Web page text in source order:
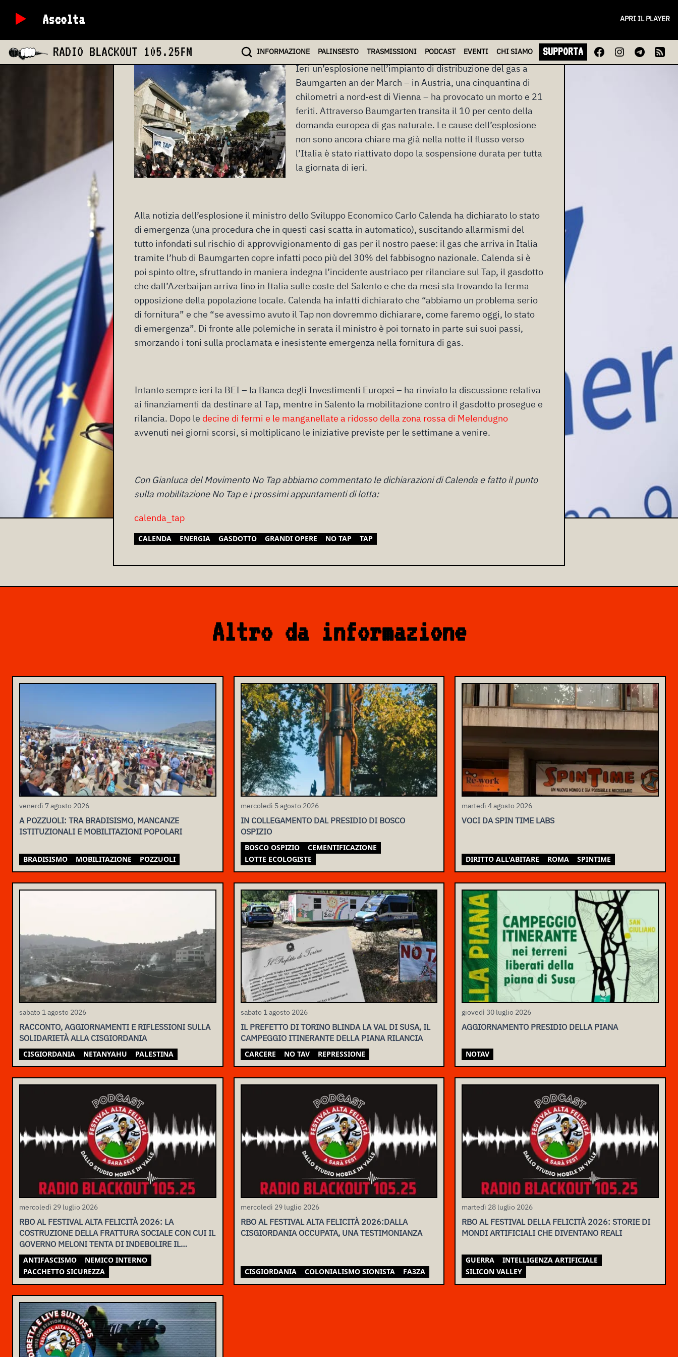
Ascolta APRI IL PLAYER
RADIO BLACKOUT 105.25FM INFORMAZIONE PALINSESTO TRASMISSIONI PODCAST EVENTI CHISIAMO SUPPORTA
Ieri un’esplosione nell’impianto di distribuzione del gas a
Baumgarten an der March – in Austria, una cinquantina di
chilometri a nord-est di Vienna – ha provocato un morto e 21
feriti. Attraverso Baumgarten transita il 10 per cento della
domanda europea di gas naturale. Le cause dell’esplosione
non sono ancora chiare ma già nella notte il flusso verso
l’Italia è stato riattivato dopo la sospensione durata per tutta
la giornata di ieri.
Alla notizia dell’esplosione il ministro dello Sviluppo Economico Carlo Calenda ha dichiarato lo stato
di emergenza (una procedura che in questi casi scatta in automatico), suscitando allarmismi del
tutto infondati sul rischio di approvvigionamento di gas per il nostro paese: il gas che arriva in Italia
tramite l’hub di Baumgarten copre infatti poco più del 30% del fabbisogno nazionale. Calenda si è
poi spinto oltre, sfruttando in maniera indegna l’incidente austriaco per rilanciare sul Tap, il gasdotto
che dall’Azerbaijan arriva fino in Italia sulle coste del Salento e che da mesi sta trovando la ferma
opposizione della popolazione locale. Calenda ha infatti dichiarato che “abbiamo un problema serio
di fornitura” e che “se avessimo avuto il Tap non dovremmo dichiarare, come faremo oggi, lo stato
di emergenza”. Di fronte alle polemiche in serata il ministro è poi tornato in parte sui suoi passi,
smorzando i toni sulla proclamata e inesistente emergenza nella fornitura di gas.
Intanto sempre ieri la BEI – la Banca degli Investimenti Europei – ha rinviato la discussione relativa
ai finanziamenti da destinare al Tap, mentre in Salento la mobilitazione contro il gasdotto prosegue e
rilancia. Dopo le decine di fermi e le manganellate a ridosso della zona rossa di Melendugno
avvenuti nei giorni scorsi, si moltiplicano le iniziative previste per le settimane a venire.
Con Gianluca del Movimento No Tap abbiamo commentato le dichiarazioni di Calenda e fatto il punto
sulla mobilitazione No Tap e i prossimi appuntamenti di lotta:
calenda_tap
CALENDA ENERGIA GASDOTTO GRANDI OPERE NO TAP TAP
Altro da informazione
venerdì 7 agosto 2026
A POZZUOLI: TRA BRADISISMO, MANCANZE
ISTITUZIONALI E MOBILITAZIONI POPOLARI
BRADISISMO MOBILITAZIONE POZZUOLI
mercoledì 5 agosto 2026
IN COLLEGAMENTO DAL PRESIDIO DI BOSCO
OSPIZIO
BOSCO OSPIZIO
CEMENTIFICAZIONE
LOTTE ECOLOGISTE
martedì 4 agosto 2026
VOCI DA SPIN TIME LABS
DIRITTO ALL'ABITARE ROMA SPINTIME
sabato 1 agosto 2026
RACCONTO, AGGIORNAMENTI E RIFLESSIONI SULLA
SOLIDARIETÀ ALLA CISGIORDANIA
CISGIORDANIA NETANYAHU PALESTINA
sabato 1 agosto 2026
IL PREFETTO DI TORINO BLINDA LA VAL DI SUSA, IL
CAMPEGGIO ITINERANTE DELLA PIANA RILANCIA
CARCERE NO TAV REPRESSIONE
giovedì 30 luglio 2026
AGGIORNAMENTO PRESIDIO DELLA PIANA
NOTAV
mercoledì 29 luglio 2026
RBO AL FESTIVAL ALTA FELICITÀ 2026: LA
COSTRUZIONE DELLA FRATTURA SOCIALE CON CUI IL
GOVERNO MELONI TENTA DI INDEBOLIRE IL
MOVIMENTO
ANTIFASCISMO
NEMICO INTERNO
PACCHETTO SICUREZZA
mercoledì 29 luglio 2026
RBO AL FESTIVAL ALTA FELICITÀ 2026:DALLA
CISGIORDANIA OCCUPATA, UNA TESTIMONIANZA
CISGIORDANIA COLONIALISMO SIONISTA FA3ZA
martedì 28 luglio 2026
RBO AL FESTIVAL DELLA FELICITÀ 2026: STORIE DI
MONDI ARTIFICIALI CHE DIVENTANO REALI
GUERRA
INTELLIGENZA ARTIFICIALE
SILICON VALLEY